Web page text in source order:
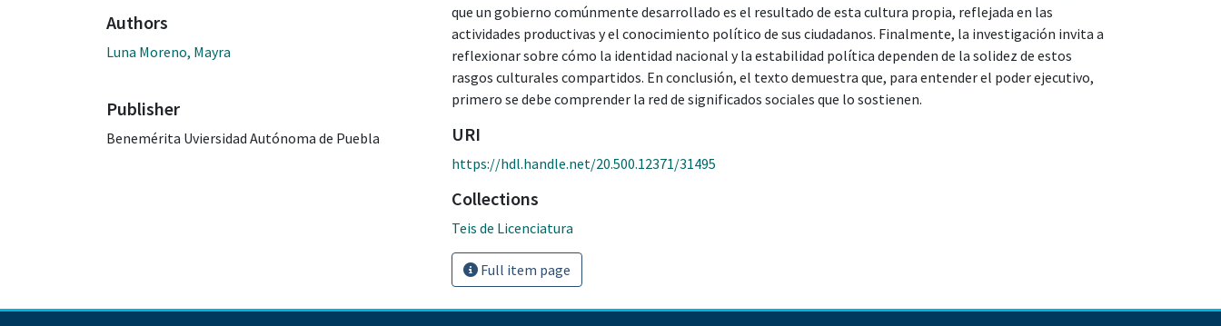
Authors
Luna Moreno, Mayra
Publisher
Benemérita Uviersidad Autónoma de Puebla
que un gobierno comúnmente desarrollado es el resultado de esta cultura propia, reflejada en las
actividades productivas y el conocimiento político de sus ciudadanos. Finalmente, la investigación invita a
reflexionar sobre cómo la identidad nacional y la estabilidad política dependen de la solidez de estos
rasgos culturales compartidos. En conclusión, el texto demuestra que, para entender el poder ejecutivo,
primero se debe comprender la red de significados sociales que lo sostienen.
URI
https://hdl.handle.net/20.500.12371/31495
Collections
Teis de Licenciatura
Full item page